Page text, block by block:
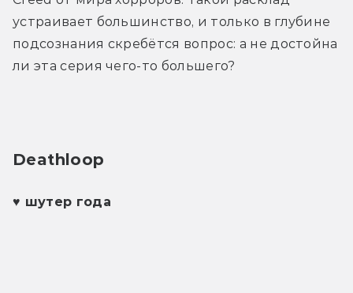
устраивает большинство, и только в глубине
подсознания скребётся вопрос: а не достойна
ли эта серия чего-то большего?
Deathloop
♥ шутер года